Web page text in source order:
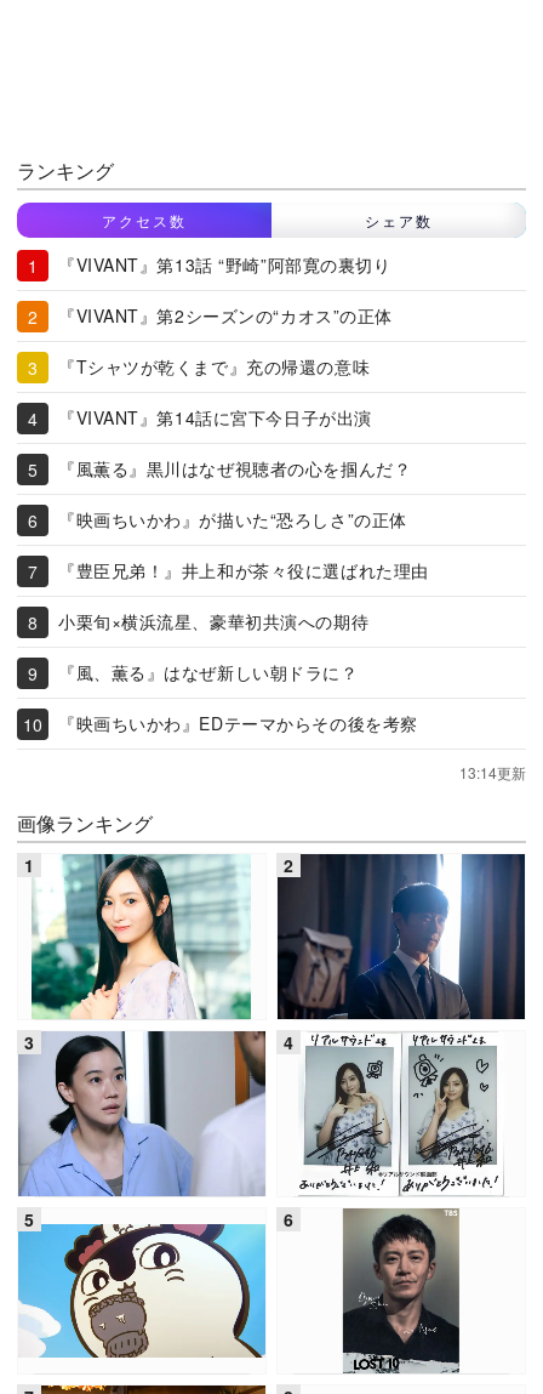
ランキング
アクセス数 シェア数
『VIVANT』第13話 “野崎”阿部寛の裏切り
『VIVANT』第2シーズンの“カオス”の正体
『Tシャツが乾くまで』充の帰還の意味
『VIVANT』第14話に宮下今日子が出演
『風薫る』黒川はなぜ視聴者の心を掴んだ？
『映画ちいかわ』が描いた“恐ろしさ”の正体
『豊臣兄弟！』井上和が茶々役に選ばれた理由
小栗旬×横浜流星、豪華初共演への期待
『風、薫る』はなぜ新しい朝ドラに？
『映画ちいかわ』EDテーマからその後を考察
13:14更新
画像ランキング